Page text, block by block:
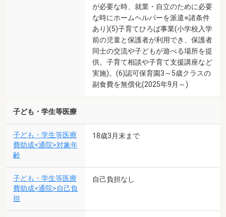
が必要な時、就業・自立のために必要
な時にホームヘルパーを派遣※諸条件
あり)(5)子育てひろば事業(小学校入学
前の児童と保護者が利用でき、保護者
同士の交流や子どもが遊べる場所を提
供。子育て相談や子育て支援講座など
実施)。(6)認可保育園3～5歳クラスの
副食費を無償化(2025年9月～)
子ども・学生等医療
子ども・学生等医療
費助成<通院>対象年
齢
18歳3月末まで
子ども・学生等医療
費助成<通院>自己負
担
自己負担なし